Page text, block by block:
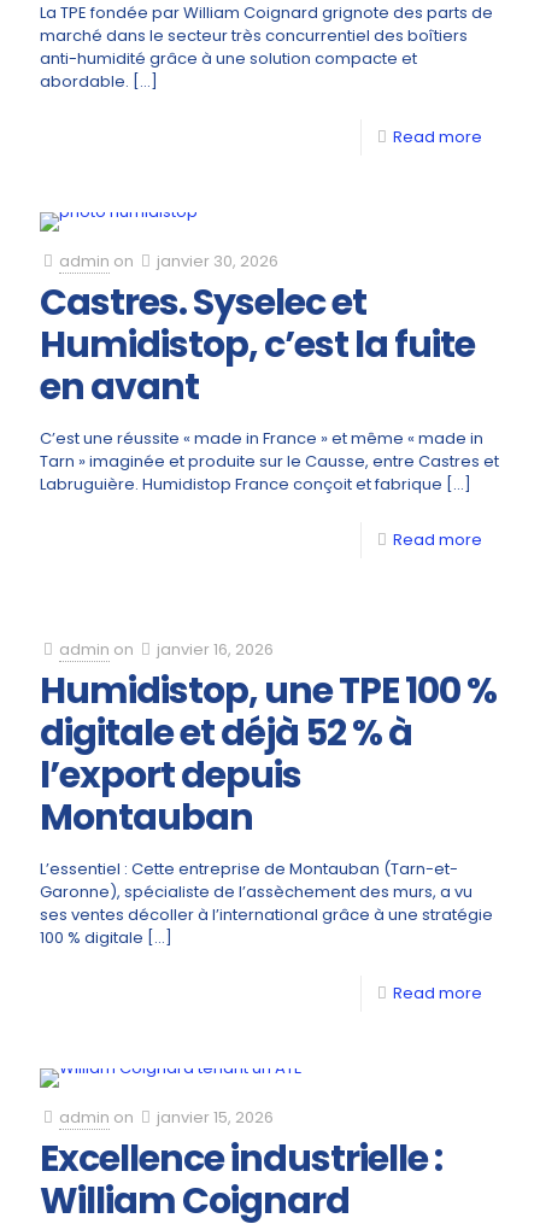
La TPE fondée par William Coignard grignote des parts de
marché dans le secteur très concurrentiel des boîtiers
anti-humidité grâce à une solution compacte et
abordable. […]
Read more
admin on janvier 30, 2026
Castres. Syselec et
Humidistop, c’est la fuite
en avant
C’est une réussite « made in France » et même « made in
Tarn » imaginée et produite sur le Causse, entre Castres et
Labruguière. Humidistop France conçoit et fabrique […]
Read more
admin on janvier 16, 2026
Humidistop, une TPE 100 %
digitale et déjà 52 % à
l’export depuis
Montauban
L’essentiel : Cette entreprise de Montauban (Tarn-et-
Garonne), spécialiste de l’assèchement des murs, a vu
ses ventes décoller à l’international grâce à une stratégie
100 % digitale […]
Read more
admin on janvier 15, 2026
Excellence industrielle :
William Coignard